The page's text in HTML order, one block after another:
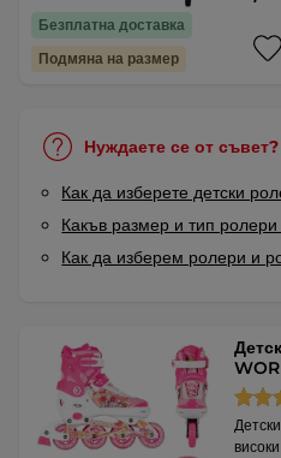
Безплатна доставка
Подмяна на размер
Нуждаете се от съвет?
Как да изберете детски
Какъв размер и тип ролери
Как да изберем ролери и